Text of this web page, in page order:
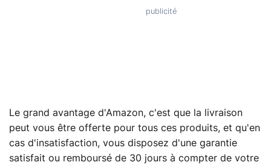
Le grand avantage d'Amazon, c'est que la livraison
peut vous être offerte pour tous ces produits, et qu'en
cas d'insatisfaction, vous disposez d'une garantie
satisfait ou remboursé de 30 jours à compter de votre